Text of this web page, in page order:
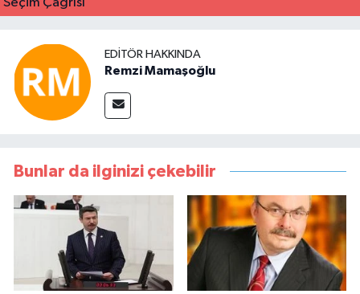
EDITÖR HAKKINDA
Remzi Mamaşoğlu
Bunlar da ilginizi çekebilir